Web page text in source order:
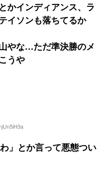
かインディアンス、ラ
イソンも落ちてるか
やな…ただ準決勝のメ
うや
」とか言って悪態つい